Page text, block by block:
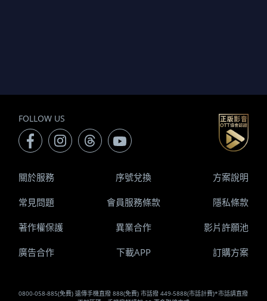
FOLLOW US
0800-058-885(免費) 遠傳手機直撥 888(免費) 市話撥 449-5888(市話計費)*市話請直撥
關於服務 序號兌換 方案說明
常見問題 會員服務條款 隱私條款
著作權保護 異業合作 影片許願池
廣告合作 下載APP 訂購方案